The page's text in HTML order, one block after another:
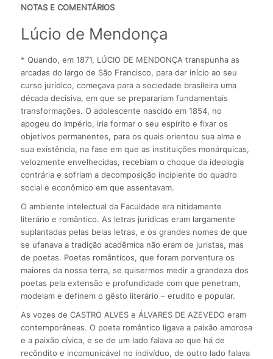
NOTAS E COMENTÁRIOS
Lúcio de Mendonça
* Quando, em 1871, LÚCIO DE MENDONÇA transpunha as
arcadas do largo de São Francisco, para dar início ao seu
curso jurídico, começava para a sociedade brasileira uma
década decisiva, em que se preparariam fundamentais
transformações. O adolescente nascido em 1854, no
apogeu do Império, iria formar o seu espírito e fixar os
objetivos permanentes, para os quais orientou sua alma e
sua existência, na fase em que as instituições monárquicas,
velozmente envelhecidas, recebiam o choque da ideologia
contrária e sofriam a decomposição incipiente do quadro
social e econômico em que assentavam.
O ambiente intelectual da Faculdade era nitidamente
literário e romântico. As letras jurídicas eram largamente
suplantadas pelas belas letras, e os grandes nomes de que
se ufanava a tradição acadêmica não eram de juristas, mas
de poetas. Poetas românticos, que foram porventura os
maiores da nossa terra, se quisermos medir a grandeza dos
poetas pela extensão e profundidade com que penetram,
modelam e definem o gêsto literário – erudito e popular.
As vozes de CASTRO ALVES e ÁLVARES DE AZEVEDO eram
contemporâneas. O poeta romântico ligava a paixão amorosa
e a paixão cívica, e se de um lado falava ao que há de
recôndito e incomunicável no indivíduo, de outro lado falava